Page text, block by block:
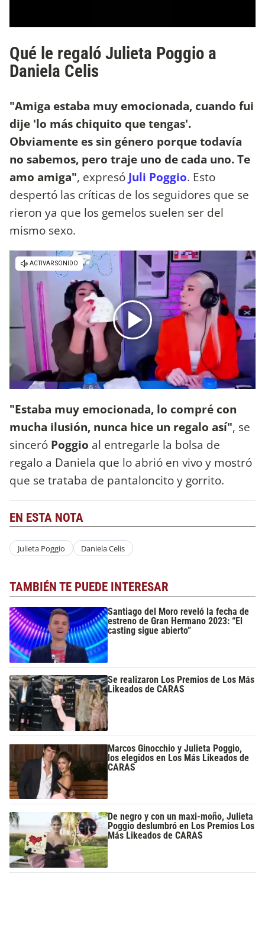
Qué le regaló Julieta Poggio a
Daniela Celis
"Amiga estaba muy emocionada, cuando fui
dije 'lo más chiquito que tengas'.
Obviamente es sin género porque todavía
no sabemos, pero traje uno de cada uno. Te
amo amiga", expresó Juli Poggio. Esto
despertó las críticas de los seguidores que se
rieron ya que los gemelos suelen ser del
mismo sexo.
"Estaba muy emocionada, lo compré con
mucha ilusión, nunca hice un regalo así", se
sinceró Poggio al entregarle la bolsa de
regalo a Daniela que lo abrió en vivo y mostró
que se trataba de pantaloncito y gorrito.
EN ESTA NOTA
Julieta Poggio Daniela Celis
TAMBIÉN TE PUEDE INTERESAR
Santiago del Moro reveló la fecha de
estreno de Gran Hermano 2023: “El
casting sigue abierto”
Se realizaron Los Premios de Los Más
Likeados de CARAS
Marcos Ginocchio y Julieta Poggio,
los elegidos en Los Más Likeados de
CARAS
De negro y con un maxi-moño, Julieta
Poggio deslumbró en Los Premios Los
Más Likeados de CARAS